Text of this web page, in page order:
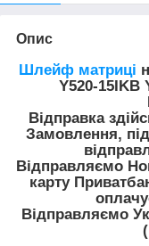
Опис
Шлейф матриці
Y520-15IKB
Відправка
Замовлення,
Відправляємо
карту
Відправляємо